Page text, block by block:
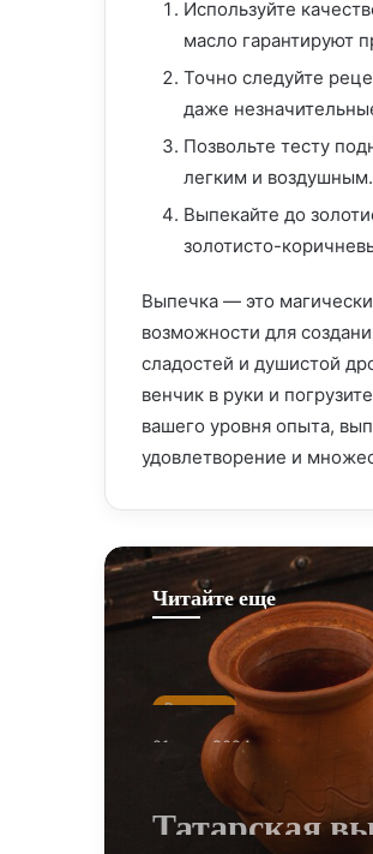
Используйте
масло гарантируют
Точно следуйте
даже
Позвольте тесту
легким и воздушным.
Выпекайте до
золотисто-
Выпечка — это
возможности для
сладостей и душистой
венчик в руки и
вашего уровня опыта,
удовлетворение и
Читайте еще
Выпечка
21 мая, 2024
Татарская
вкуса в